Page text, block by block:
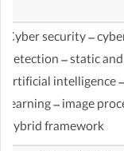
Cyber security –
detection – static
artificial intelligence
learning – image
hybrid framework